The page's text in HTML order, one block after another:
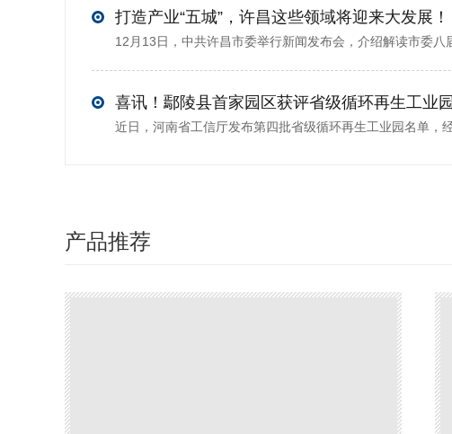
打造产业“五城”，许昌这些领域将迎来大发展！
喜讯！鄢陵县首家园区获评省级循环再生工业园
产品推荐